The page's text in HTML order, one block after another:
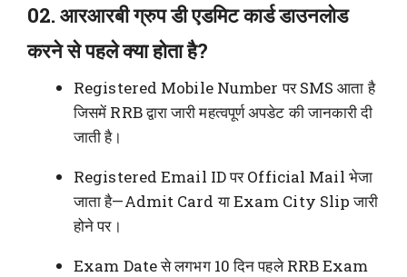
02. आरआरबी ग्रुप डी एडमिट कार्ड डाउनलोड
करने से पहले क्या होता है?
Registered Mobile Number पर SMS आता है
जिसमें RRB द्वारा जारी महत्वपूर्ण अपडेट की जानकारी दी
जाती है।
Registered Email ID पर Official Mail भेजा
जाता है—Admit Card या Exam City Slip जारी
होने पर।
Exam Date से लगभग 10 दिन पहले RRB Exam